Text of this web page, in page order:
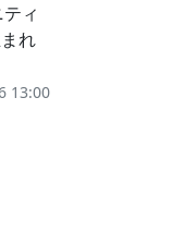
ィ
れ
13:00